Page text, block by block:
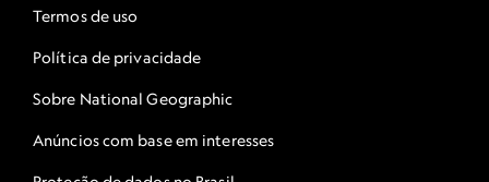
Termos de uso
Política de privacidade
Sobre National Geographic
Anúncios com base em interesses